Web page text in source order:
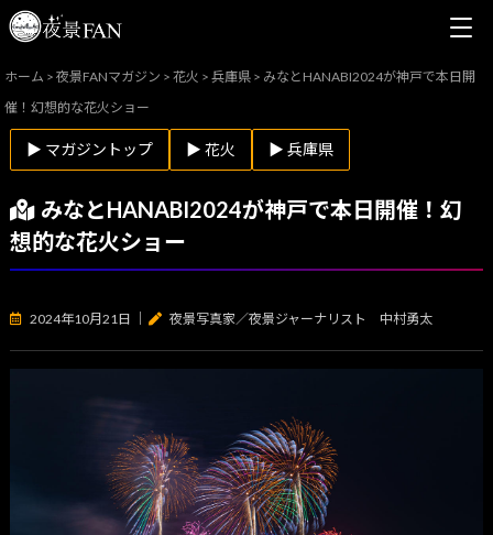
ホーム >夜景FANマガジン >花火 >兵庫県 > みなとHANABI2024が神戸で本日開
催！幻想的な花火ショー
▶ マガジントップ ▶ 花火 ▶ 兵庫県
みなとHANABI2024が神戸で本日開催！幻
想的な花火ショー
2024年10月21日 夜景写真家／夜景ジャーナリスト 中村勇太